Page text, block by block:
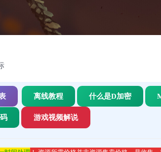
离线教程 什么是D加密
游戏视频解说